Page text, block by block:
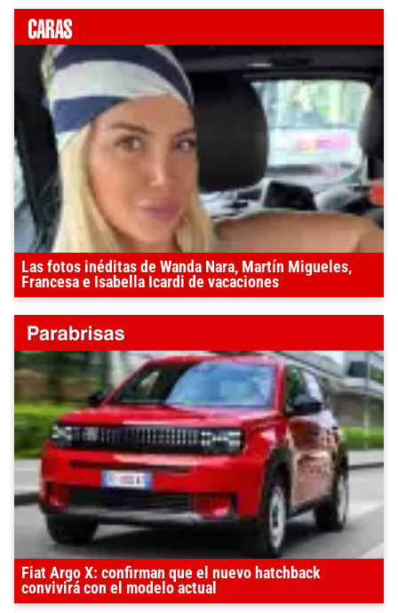
Las fotos inéditas de Wanda Nara, Martín Migueles,
Francesa e Isabella Icardi de vacaciones
Fiat Argo X: confirman que el nuevo hatchback
convivirá con el modelo actual